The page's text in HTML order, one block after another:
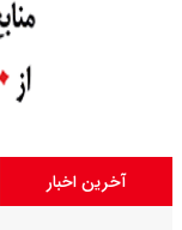
آخرین اخبار